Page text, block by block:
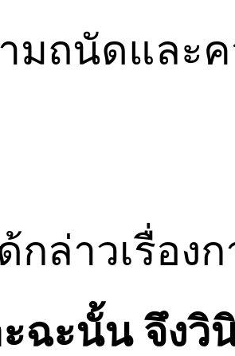
มถนัดและ
กล่าวเรื่อง
ะฉะนั้น จึง